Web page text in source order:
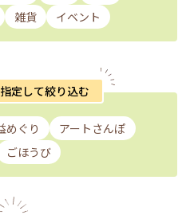
雑貨 イベント
定して絞り込む
めぐり
アートさんぽ
ごほうび